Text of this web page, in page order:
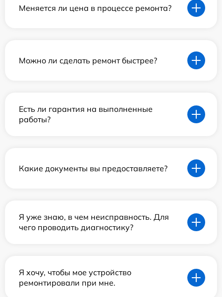
Меняется ли цена в процессе ремонта?
Можно ли сделать ремонт быстрее?
Есть ли гарантия на выполненные
работы?
Какие документы вы предоставляете?
Я уже знаю, в чем неисправность. Для
чего проводить диагностику?
Я хочу, чтобы мое устройство
ремонтировали при мне.